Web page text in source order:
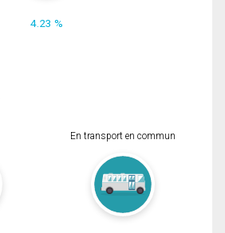
4.23 %
En transport en commun